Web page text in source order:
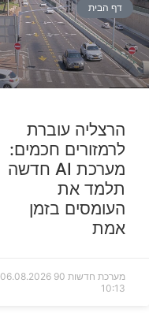
דף הבית
הרצליה עוברת
לרמזורים חכמים:
מערכת AI חדשה
תלמד את
העומסים בזמן
אמת
מערכת חדשות 90
06.08.2026
10:13